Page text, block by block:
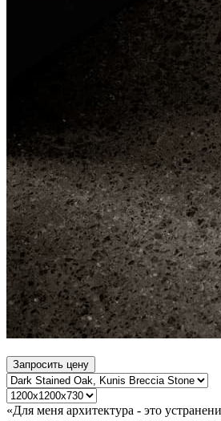
Запросить цену
«Для меня архитектура - это